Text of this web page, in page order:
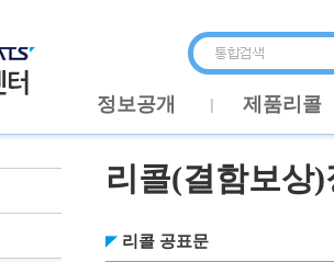
정보공개 제품리콜
리콜(결함보상
리콜 공표문